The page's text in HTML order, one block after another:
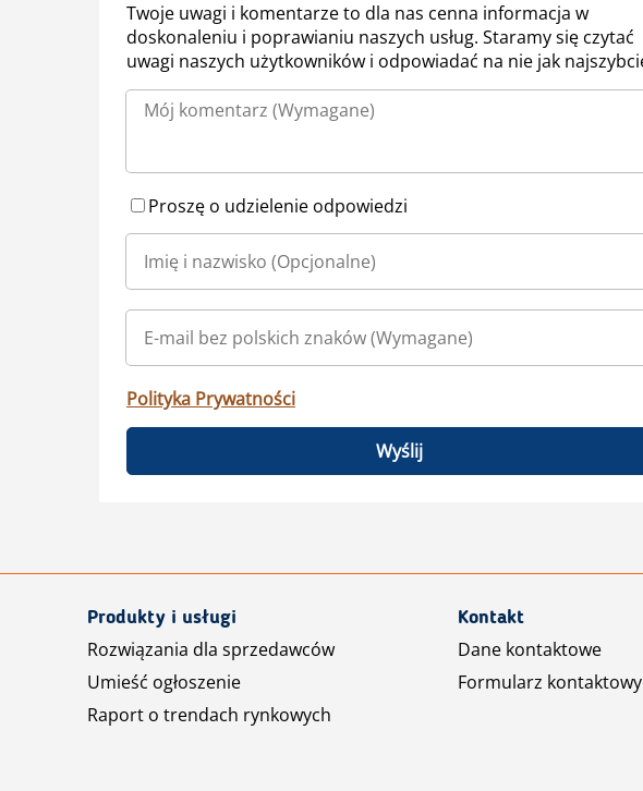
Twoje uwagi i komentarze to dla nas cenna informacja w
doskonaleniu i poprawianiu naszych usług. Staramy się czytać
uwagi naszych użytkowników i odpowiadać na nie jak
Proszę o udzielenie odpowiedzi
Polityka Prywatności
Wyślij
Produkty i usługi
Rozwiązania dla sprzedawców
Umieść ogłoszenie
Raport o trendach rynkowych
Kontakt
Dane kontaktowe
Formularz kontaktowy